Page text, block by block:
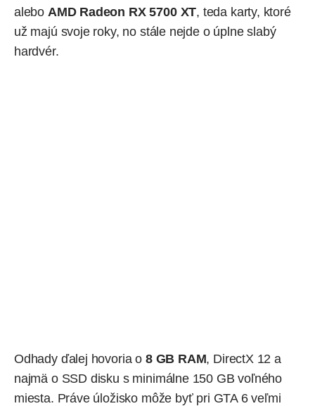
alebo AMD Radeon RX 5700 XT, teda karty, ktoré
už majú svoje roky, no stále nejde o úplne slabý
hardvér.
Odhady ďalej hovoria o 8 GB RAM, DirectX 12 a
najmä o SSD disku s minimálne 150 GB voľného
miesta. Práve úložisko môže byť pri GTA 6 veľmi